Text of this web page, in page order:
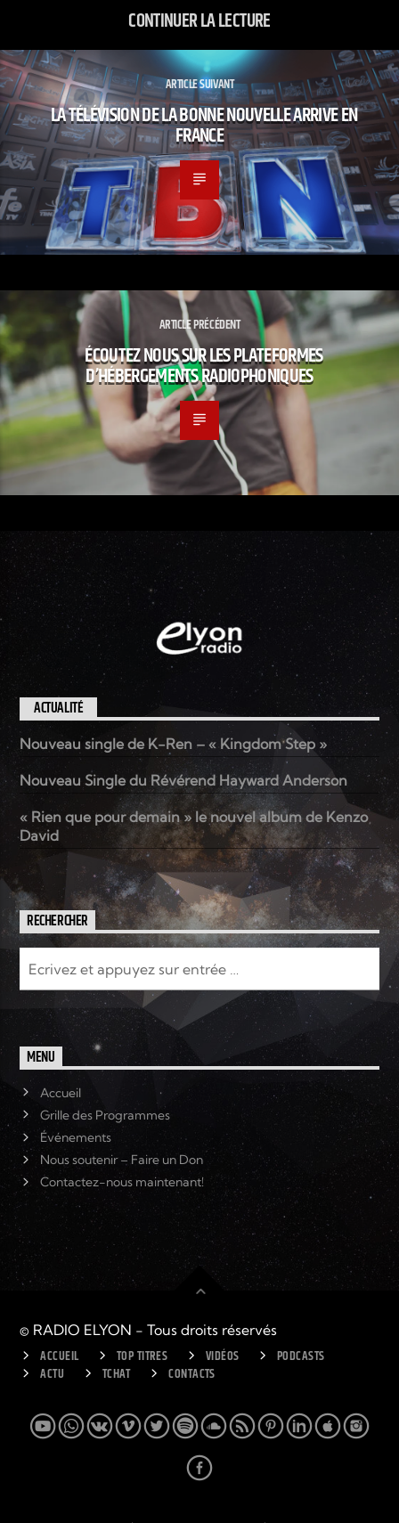
CONTINUER LA LECTURE
ARTICLE SUIVANT
LA TÉLÉVISION DE LA BONNE NOUVELLE ARRIVE EN
FRANCE
ARTICLE PRÉCÉDENT
ÉCOUTEZ NOUS SUR LES PLATEFORMES
D’HÉBERGEMENTS RADIOPHONIQUES
ACTUALITÉ
Nouveau single de K-Ren – « Kingdom Step »
Nouveau Single du Révérend Hayward Anderson
« Rien que pour demain » le nouvel album de Kenzo
David
RECHERCHER
MENU
Accueil
Grille des Programmes
Événements
Nous soutenir – Faire un Don
Contactez-nous maintenant!
© RADIO ELYON - Tous droits réservés
ACCUEIL TOP TITRES VIDÉOS
PODCASTS
ACTU
TCHAT CONTACTS